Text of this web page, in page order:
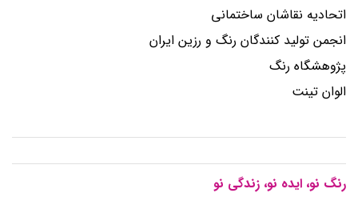
اتحادیه نقاشان ساختمانی
انجمن توليد كنندگان رنگ و رزين ايران
پژوهشگاه رنگ
الوان تینت
رنگ نو، ایده نو، زندگی نو